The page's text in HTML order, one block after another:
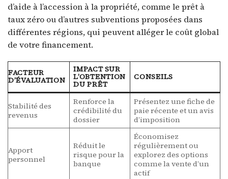
d’aide à l’accession à la propriété, comme le prêt à
taux zéro ou d’autres subventions proposées dans
différentes régions, qui peuvent alléger le coût global
de votre financement.
FACTEUR
D’ÉVALUATION
IMPACT SUR
L’OBTENTION
DU PRÊT
CONSEILS
Stabilité des
revenus
Renforce la
crédibilité du
dossier
Présentez une fiche de
paie récente et un avis
d’imposition
Apport
personnel
Réduit le
risque pour la
banque
Économisez
régulièrement ou
explorez des options
comme la vente d’un
actif